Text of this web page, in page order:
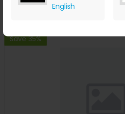
English
Buy Now
Save 35%